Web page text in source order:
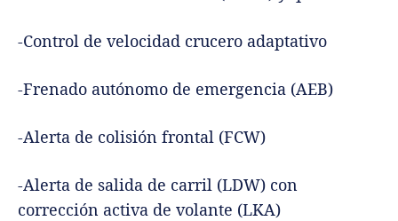
-Control de velocidad crucero adaptativo
-Frenado autónomo de emergencia (AEB)
-Alerta de colisión frontal (FCW)
-Alerta de salida de carril (LDW) con
corrección activa de volante (LKA)